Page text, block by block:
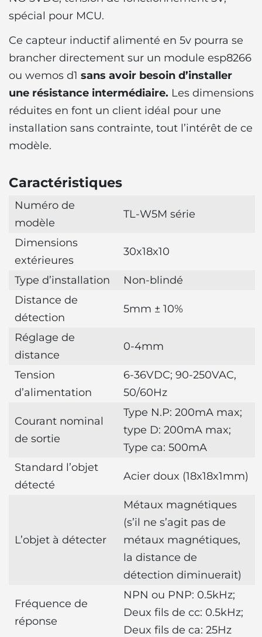
spécial pour MCU.
Ce capteur inductif alimenté en 5v pourra se
brancher directement sur un module esp8266
ou wemos d1 sans avoir besoin d’installer
une résistance intermédiaire. Les dimensions
réduites en font un client idéal pour une
installation sans contrainte, tout l’intérêt de ce
modèle.
Caractéristiques
Numéro de
modèle
TL-W5M série
Dimensions
extérieures
30x18x10
Type d’installation
Non-blindé
Distance de
détection
5mm ± 10%
Réglage de
distance
0-4mm
Tension
d’alimentation
6-36VDC; 90-250VAC,
50/60Hz
Courant nominal
de sortie
Type N.P: 200mA max;
type D: 200mA max;
Type ca: 500mA
Standard l’objet
détecté
Acier doux (18x18x1mm)
L’objet à détecter
Métaux magnétiques
(s’il ne s’agit pas de
métaux magnétiques,
la distance de
détection diminuerait)
Fréquence de
réponse
NPN ou PNP: 0.5kHz;
Deux fils de cc: 0.5kHz;
Deux fils de ca: 25Hz